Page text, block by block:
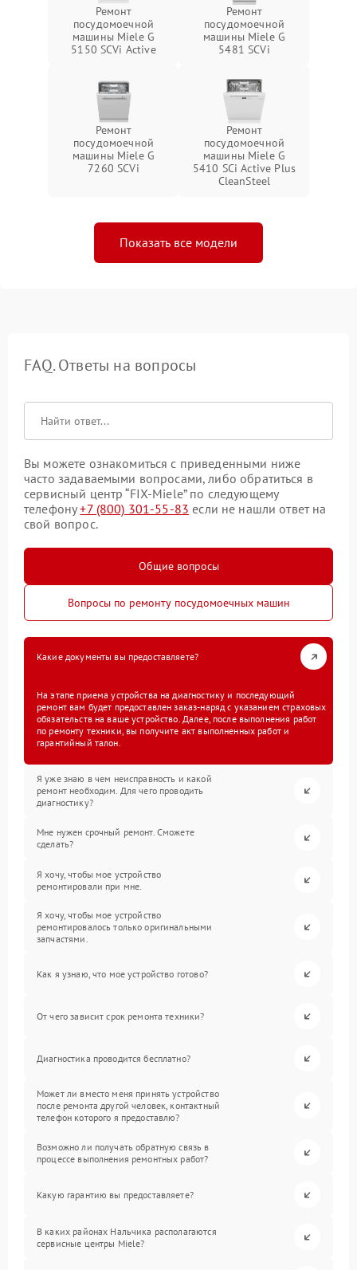
Ремонт
посудомоечной
машины Miele G
5150 SCVi Active
Ремонт
посудомоечной
машины Miele G
5481 SCVi
Ремонт
посудомоечной
машины Miele G
7260 SCVi
Ремонт
посудомоечной
машины Miele G
5410 SCi Active Plus
CleanSteel
Показать все модели
FAQ. Ответы на вопросы
Вы можете ознакомиться с приведенными ниже
часто задаваемыми вопросами, либо обратиться в
сервисный центр “FIX-Miele” по следующему
телефону+7 (800) 301-55-83 если не нашли ответ на
свой вопрос.
Общие вопросы
Вопросы по ремонту посудомоечных машин
Какие документы вы предоставляете?
На этапе приема устройства на диагностику и последующий
ремонт вам будет предоставлен заказ-наряд с указанием страховых
обязательств на ваше устройство. Далее, после выполнения работ
по ремонту техники, вы получите акт выполненных работ и
гарантийный талон.
Я уже знаю в чем неисправность и какой
ремонт необходим. Для чего проводить
диагностику?
Мне нужен срочный ремонт. Сможете
сделать?
Я хочу, чтобы мое устройство
ремонтировали при мне.
Я хочу, чтобы мое устройство
ремонтировалось только оригинальными
запчастями.
Как я узнаю, что мое устройство готово?
От чего зависит срок ремонта техники?
Диагностика проводится бесплатно?
Может ли вместо меня принять устройство
после ремонта другой человек, контактный
телефон которого я предоставлю?
Возможно ли получать обратную связь в
процессе выполнения ремонтных работ?
Какую гарантию вы предоставляете?
В каких районах Нальчика располагаются
сервисные центры Miele?